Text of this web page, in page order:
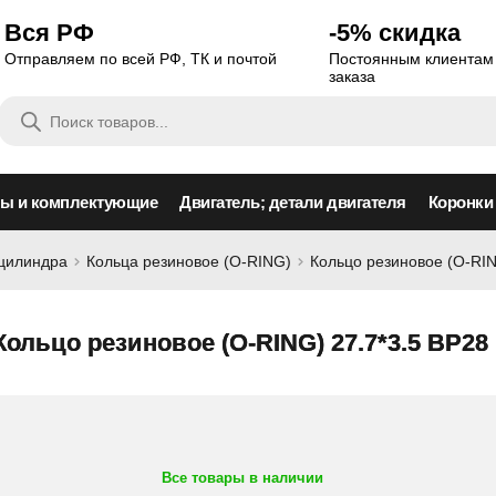
Вся РФ
Отправляем по всей РФ, ТК и почтой
-5% скидка
Постоянным клиентам
заказа
и комплектующие Двигатель; детали двигателя
Кольца резиновое (O-RING) Кольцо резиновое (O-
резиновое (O-RING) 27.7*3.5 BP28
Все товары в наличии